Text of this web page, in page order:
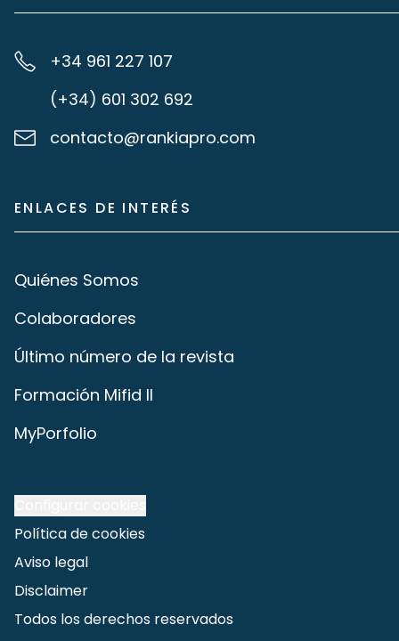
+34 961 227 107
(+34) 601 302 692
contacto@rankiapro.com
ENLACES DE INTERÉS
Quiénes Somos
Colaboradores
Último número de la revista
Formación Mifid II
MyPorfolio
Política de cookies
Aviso legal
Disclaimer
Todos los derechos reservados